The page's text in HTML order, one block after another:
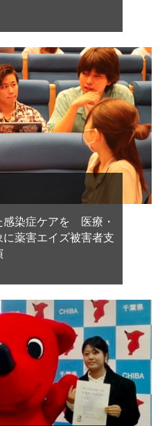
感染症ケアを 医療・
薬害エイズ被害者支